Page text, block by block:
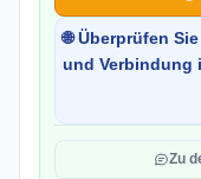
🌐 Überprüfen
und Verbindung
Zu